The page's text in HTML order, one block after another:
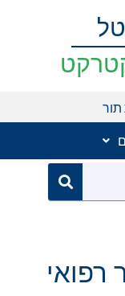
רפואי